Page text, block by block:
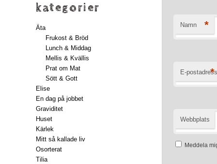
Namn *
E-postadress
*
Webbplats
Meddela
kategorier
Äta
Frukost & Bröd
Lunch & Middag
Mellis & Kvällis
Prat om Mat
Sött & Gott
Elise
En dag på jobbet
Graviditet
Huset
Kärlek
Mitt så kallade liv
Osorterat
Tilia